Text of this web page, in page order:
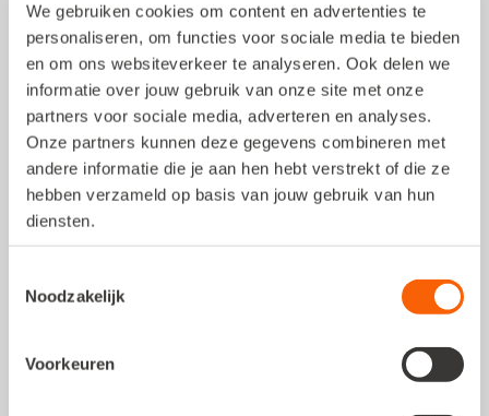
We gebruiken cookies om content en advertenties te
personaliseren, om functies voor sociale media te bieden
en om ons websiteverkeer te analyseren. Ook delen we
informatie over jouw gebruik van onze site met onze
partners voor sociale media, adverteren en analyses.
Onze partners kunnen deze gegevens combineren met
andere informatie die je aan hen hebt verstrekt of die ze
hebben verzameld op basis van jouw gebruik van hun
diensten.
Noodzakelijk
Voorkeuren
Postadres
Comeniusstraat 10
1817 MS, Alkmaar
BTW: NL 0084.00.933.B.01